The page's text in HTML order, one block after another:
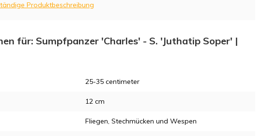
Produktbeschreibung
für: Sumpfpanzer 'Charles' - S. 'Juthatip Soper' |
25-35 centimeter
12 cm
Fliegen, Stechmücken und Wespen